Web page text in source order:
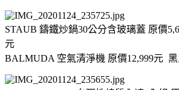
STAUB 鑄鐵炒鍋30公分含玻璃蓋 原價
元
BALMUDA 空氣清淨機 原價12,999元 黑